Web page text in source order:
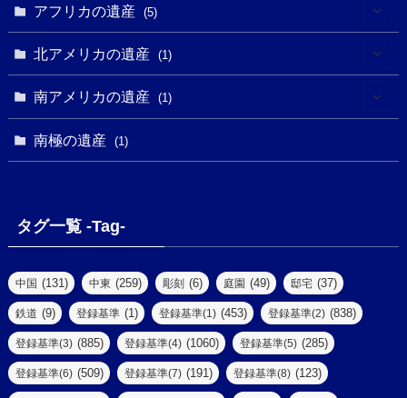
(7)
(5)
(39)
(290)
(16)
(62)
(14)
(61)
(9)
(2)
(2)
(8)
(4)
(8)
(7)
(2)
(47)
(1)
(18)
(2)
(1)
(2)
(1)
(1)
(2)
(2)
アフリカの遺産 (5)
(3)
北アメリカの遺産 (1)
(1)
(1)
南アメリカの遺産 (1)
南極の遺産 (1)
タグ一覧 -Tag-
中国 (131) 中東 (259) 彫刻 (6) 庭園 (49) 邸宅 (37)
鉄道 (9) 登録基準 (1) 登録基準(1) (453) 登録基準(2) (838)
登録基準(3) (885) 登録基準(4) (1060) 登録基準(5) (285)
登録基準(6) (509) 登録基準(7) (191) 登録基準(8) (123)